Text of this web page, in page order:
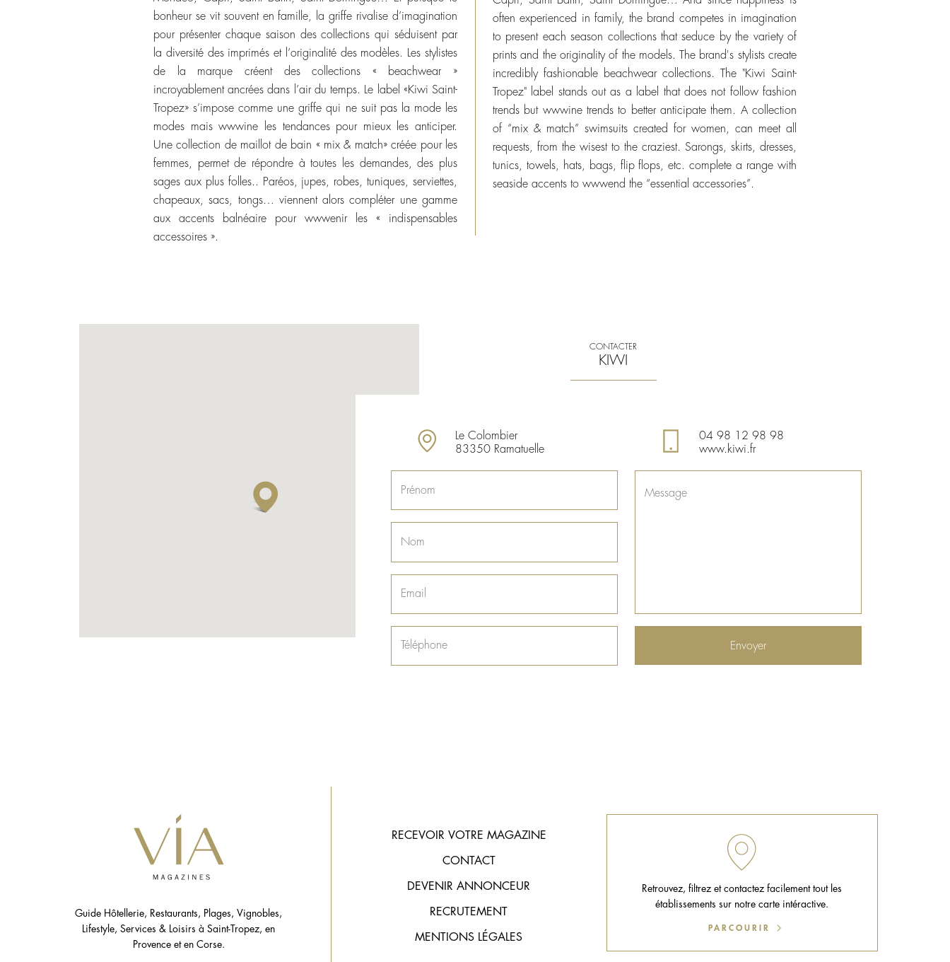
bonheur se vit souvent en famille, la griffe rivalise d’imagination
pour présenter chaque saison des collections qui séduisent par
la diversité des imprimés et l’originalité des modèles. Les stylistes
de la marque créent des collections « beachwear »
incroyablement ancrées dans l’air du temps. Le label «Kiwi Saint-
Tropez» s’impose comme une griffe qui ne suit pas la mode les
modes mais wwwine les tendances pour mieux les anticiper.
Une collection de maillot de bain « mix & match» créée pour les
femmes, permet de répondre à toutes les demandes, des plus
sages aux plus folles.. Paréos, jupes, robes, tuniques, serviettes,
chapeaux, sacs, tongs… viennent alors compléter une gamme
aux accents balnéaire pour wwwenir les « indispensables
accessoires ».
often experienced in family, the brand competes in imagination
to present each season collections that seduce by the variety of
prints and the originality of the models. The brand's stylists create
incredibly fashionable beachwear collections. The "Kiwi Saint-
Tropez" label stands out as a label that does not follow fashion
trends but wwwine trends to better anticipate them. A collection
of “mix & match” swimsuits created for women, can meet all
requests, from the wisest to the craziest. Sarongs, skirts, dresses,
tunics, towels, hats, bags, flip flops, etc. complete a range with
seaside accents to wwwend the “essential accessories”.
CONTACTER
KIWI
Le Colombier
83350 Ramatuelle
04 98 12 98 98
www.kiwi.fr
Guide Hôtellerie, Restaurants, Plages, Vignobles,
Lifestyle, Services & Loisirs à Saint-Tropez, en
Provence et en Corse.
RECEVOIR VOTRE MAGAZINE
CONTACT
DEVENIR ANNONCEUR
RECRUTEMENT
MENTIONS LÉGALES
Retrouvez, filtrez et contactez facilement tout les
établissements sur notre carte intéractive.
PARCOURIR